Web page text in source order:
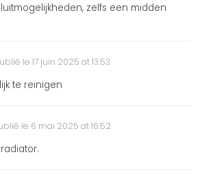
zelfs een midden
le 17 juin 2025 at 13:53
te reinigen
le 6 mai 2025 at 16:52